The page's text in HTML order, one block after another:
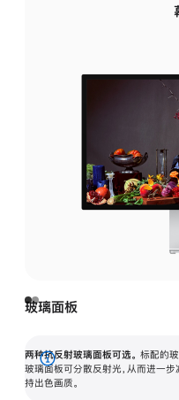
玻璃面板
两种抗反射玻璃面板可选。 标配的
玻璃面板可分散反射光，从而进一
持出色画质。
展
开